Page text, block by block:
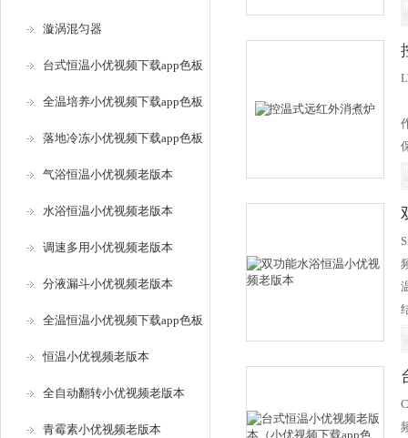
漩涡混匀器
台式恒温小优视频下载app色板
全温培养小优视频下载app色板
落地冷冻小优视频下载app色板
气浴恒温小优视频老版本
水浴恒温小优视频老版本
调速多用小优视频老版本
分液漏斗小优视频老版本
全温恒温小优视频下载app色板
恒温小优视频老版本
全自动翻转小优视频老版本
青霉素小优视频老版本